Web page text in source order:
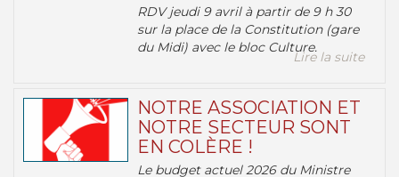
RDV jeudi 9 avril à partir de 9 h 30
sur la place de la Constitution (gare
du Midi) avec le bloc Culture.
Lire la suite
NOTRE ASSOCIATION ET
NOTRE SECTEUR SONT
EN COLÈRE !
Le budget actuel 2026 du Ministre